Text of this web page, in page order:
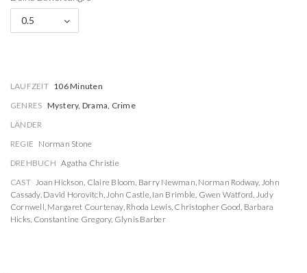
0.5
LAUFZEIT 106 Minuten
GENRES Mystery, Drama, Crime
LÄNDER
REGIE Norman Stone
DREHBUCH Agatha Christie
CAST Joan Hickson, Claire Bloom, Barry Newman, Norman Rodway, John
Cassady, David Horovitch,John Castle, Ian Brimble, Gwen Watford, Judy
Cornwell, Margaret Courtenay, Rhoda Lewis, Christopher Good, Barbara
Hicks, Constantine Gregory, Glynis Barber